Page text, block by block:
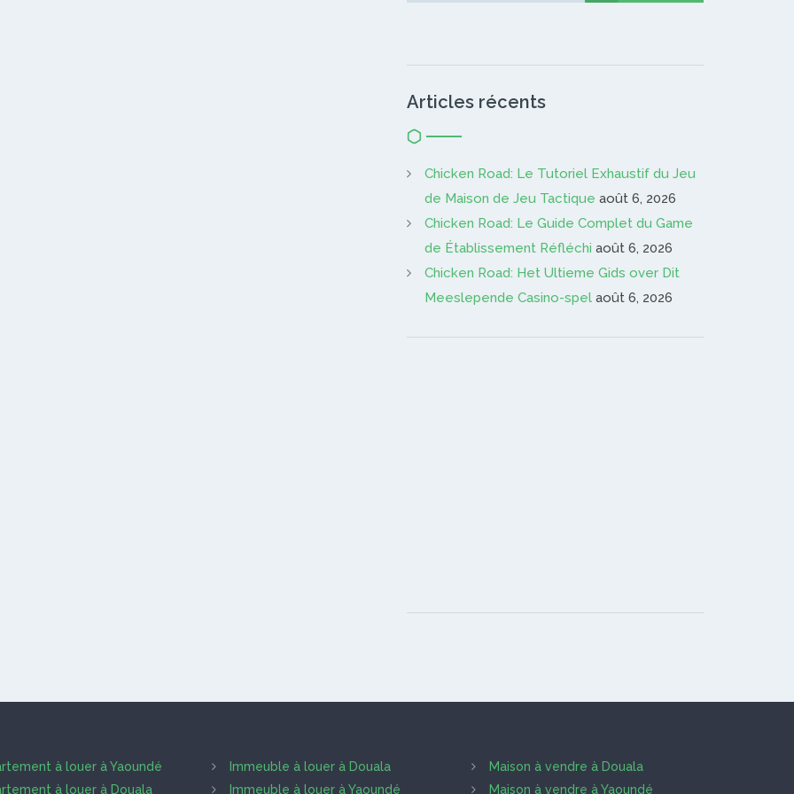
Articles récents
Chicken Road: Le Tutoriel Exhaustif du Jeu
de Maison de Jeu Tactique août 6, 2026
Chicken Road: Le Guide Complet du Game
de Établissement Réfléchi août 6, 2026
Chicken Road: Het Ultieme Gids over Dit
Meeslepende Casino-spel août 6, 2026
à louer à Yaoundé
à louer à Douala
Immeuble à louer à Douala
Immeuble à louer à Yaoundé
Maison à vendre à Douala
Maison à vendre à Yaoundé